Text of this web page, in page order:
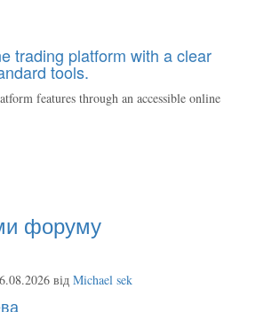
trading platform with a clear
tools.
features through an accessible online
форуму
від Michael sek